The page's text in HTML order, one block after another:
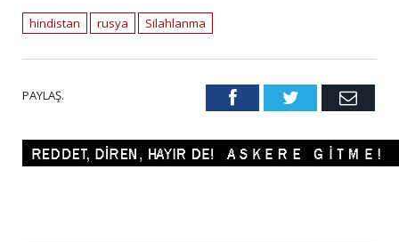
hindistan rusya Silahlanma
PAYLAŞ. FacebookTwitter Email